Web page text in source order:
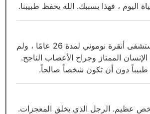
اليوم ، فهذا بسببك. الله يحفظ طبيبنا.
لقد عملت في مستشفى أنقرة نوموني لمدة 26 عامًا ، ولم
الإنسان الممتاز وجراح الأعصاب الناجح.
طبيباً دون أن تكون شخصاً صالحاً.
عظيم. الرجل الذي يخلق المعجزات.